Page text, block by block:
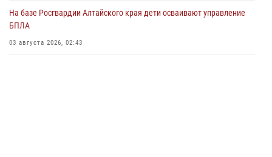
02 июля 2026, 00:55
В краевом управлении вневедомственной охраны Росгвардии по
На базе Росгвардии Алтайского края дети осваивают управление
БПЛА
03 августа 2026, 02:43